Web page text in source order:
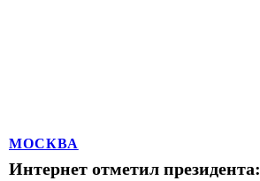
МОСКВА
Интернет отметил президента: